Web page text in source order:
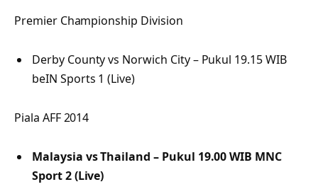
Premier Championship Division
Derby County vs Norwich City – Pukul 19.15 WIB
beIN Sports 1 (Live)
Piala AFF 2014
Malaysia vs Thailand – Pukul 19.00 WIB MNC
Sport 2 (Live)